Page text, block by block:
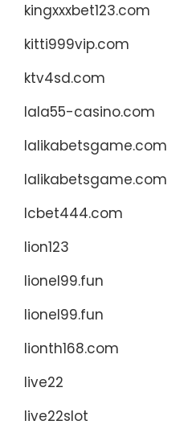
kingxxxbet123.com
kitti999vip.com
ktv4sd.com
lala55-casino.com
lalikabetsgame.com
lalikabetsgame.com
lcbet444.com
lion123
lionel99.fun
lionel99.fun
lionth168.com
live22
live22slot